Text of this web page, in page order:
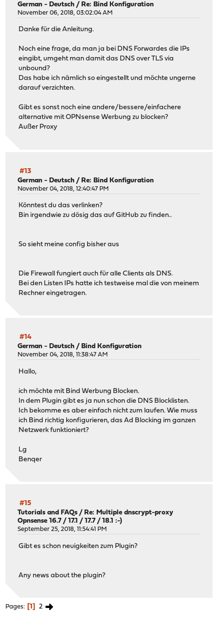
German - Deutsch / Re: Bind Konfiguration
November 06, 2018, 03:02:04 AM
Danke für die Anleitung.
Noch eine frage, da man ja bei DNS Forwardes die IPs
eingibt, umgeht man damit das DNS over TLS via
unbound?
Das habe ich nämlich so eingestellt und möchte ungerne
darauf verzichten.
Gibt es sonst noch eine andere/bessere/einfachere
alternative mit OPNsense Werbung zu blocken?
Außer Proxy
#13
German - Deutsch / Re: Bind Konfiguration
November 04, 2018, 12:40:47 PM
Könntest du das verlinken?
Bin irgendwie zu dösig das auf GitHub zu finden..
So sieht meine config bisher aus
Die Firewall fungiert auch für alle Clients als DNS.
Bei den Listen IPs hatte ich testweise mal die von meinem
Rechner eingetragen.
#14
German - Deutsch /Bind Konfiguration
November 04, 2018, 11:38:47 AM
Hallo,
ich möchte mit Bind Werbung Blocken.
In dem Plugin gibt es ja nun schon die DNS Blocklisten.
Ich bekomme es aber einfach nicht zum laufen. Wie muss
ich Bind richtig konfigurieren, das Ad Blocking im ganzen
Netzwerk funktioniert?
Lg
Benqer
#15
Tutorials and FAQs /Re: Multiple dnscrypt-proxy
Opnsense 16.7 / 17.1 / 17.7 / 18.1 :-)
September 25, 2018, 11:54:41 PM
Gibt es schon neuigkeiten zum Plugin?
Any news about the plugin?
Pages 1 2